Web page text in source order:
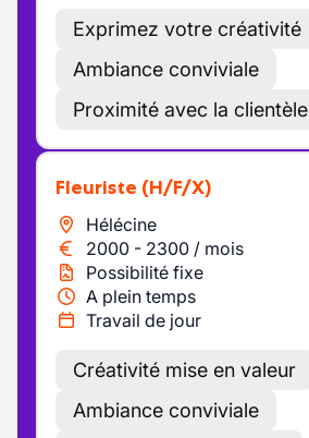
Exprimez votre créativité
Ambiance conviviale
Proximité avec la clientèle
Fleuriste (H/F/X)
Hélécine
2000 - 2300 / mois
Possibilité fixe
A plein temps
Travail de jour
Créativité mise en valeur
Ambiance conviviale